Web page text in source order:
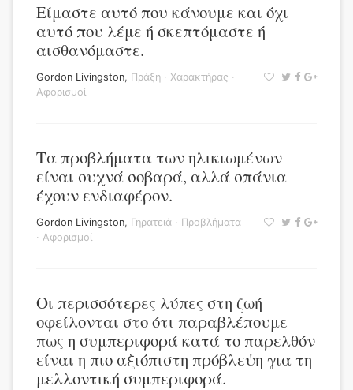
Είμαστε αυτό που κάνουμε και όχι
αυτό που λέμε ή σκεπτόμαστε ή
αισθανόμαστε.
Gordon Livingston, Πράξη · Χαρακτήρας ·
Αφορισμοί
Τα προβλήματα των ηλικιωμένων
είναι συχνά σοβαρά, αλλά σπάνια
έχουν ενδιαφέρον.
Gordon Livingston, Γηρατειά · Προβλήματα
· Αφορισμοί
Οι περισσότερες λύπες στη ζωή
οφείλονται στο ότι παραβλέπουμε
πως η συμπεριφορά κατά το παρελθόν
είναι η πιο αξιόπιστη πρόβλεψη για τη
μελλοντική συμπεριφορά.